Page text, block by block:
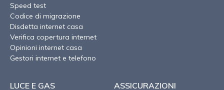
Speed test
Codice di migrazione
Disdetta internet casa
Verifica copertura internet
Opinioni internet casa
Gestori internet e telefono
LUCE E GAS ASSICURAZIONI